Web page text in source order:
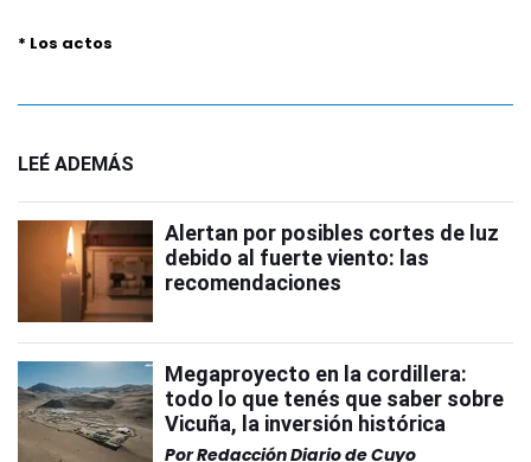
* Los actos
LEÉ ADEMÁS
Alertan por posibles cortes de luz
debido al fuerte viento: las
recomendaciones
Megaproyecto en la cordillera:
todo lo que tenés que saber sobre
Vicuña, la inversión histórica
PorRedacción Diario de Cuyo